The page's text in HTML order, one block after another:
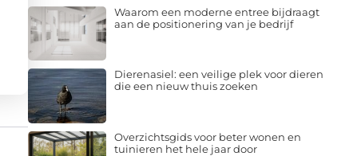
Waarom een moderne entree bijdraagt
aan de positionering van je bedrijf
Dierenasiel: een veilige plek voor dieren
die een nieuw thuis zoeken
Overzichtsgids voor beter wonen en
tuinieren het hele jaar door